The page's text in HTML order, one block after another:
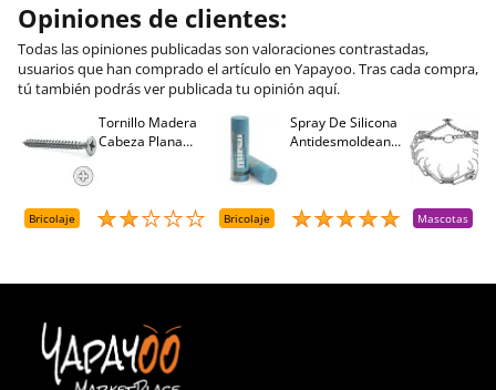
Opiniones de clientes:
Todas las opiniones publicadas son valoraciones contrastadas,
usuarios que han comprado el artículo en Yapayoo. Tras cada compra,
tú también podrás ver publicada tu opinión aquí.
Tornillo Madera
Cabeza Plana
Bricolaje
Spray De Silicona
Antidesmoldeante
Bricolaje Mascotas